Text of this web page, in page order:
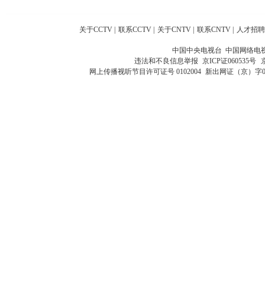
关于CCTV | 联系CCTV | 关于CNTV | 联系CNTV | 人才招聘
中国中央电视台 中国网络电
违法和不良信息举报 京ICP证060535号
网上传播视听节目许可证号 0102004 新出网证（京）